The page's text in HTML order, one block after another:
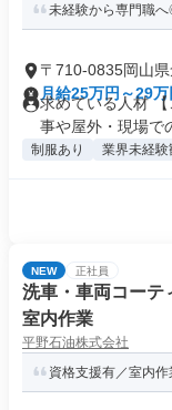
未経験から専門職
〒710-0835岡山
月給25万円～29万
求めている人材
事や屋外・現場で
制服あり 業界未経験
NEW 正社員
洗車・車両コーテ
室内作業
平野石油株式会社
資格支援有／室内